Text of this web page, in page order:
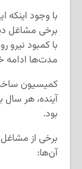
با وجود اینکه
برخی مشاغل
با کمبود
مدت‌ها
کمیسیون
بود.
برخی از
آن‌ها: